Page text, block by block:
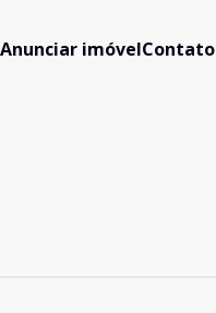
Anunciar imóvelContato